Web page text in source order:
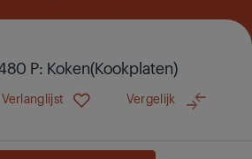
P: Koken(Kookplaten)
Verlanglijst Vergelijk